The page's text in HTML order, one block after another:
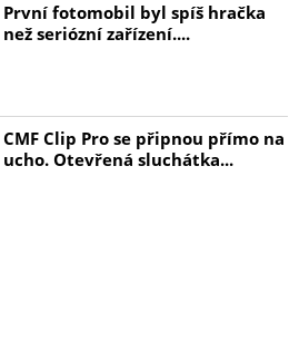
První fotomobil byl spíš hračka
než seriózní zařízení....
CMF Clip Pro se připnou přímo na
ucho. Otevřená sluchátka...